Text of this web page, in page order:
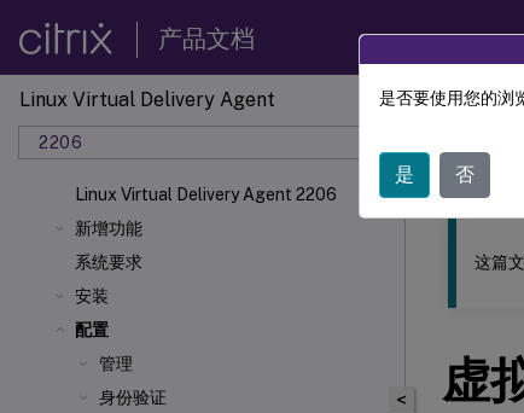
产品文档
Linux Virtual Delivery Agent
2206
Linux Virtual Delivery Agent 2206
新增功能
系统要求
安装
配置
管理
身份验证
此内容已经
<
这篇
虚
是否要使用您的浏
是 否